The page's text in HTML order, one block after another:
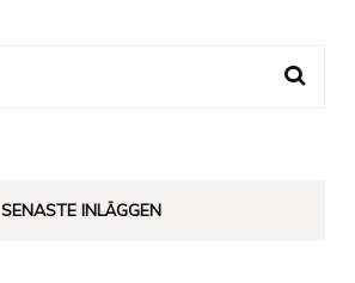
SENASTE INLÄGGEN